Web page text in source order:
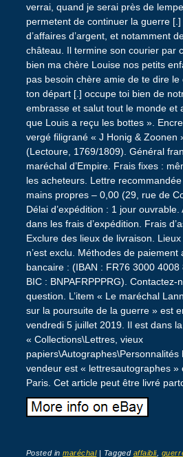
verrai, quand je serai près de
permetent de continuer la guerre
d’affaires d’argent, et notamment
château. Il termine son courier par
bien ma chère Louise nos petits
pas besoin chère amie de te dire le
ton départ [.] occupe toi bien de
embrasse et salut tout le monde et
que Louis a reçu les bottes ».
vergé filigrané « J Honig & Zoonen
(Lectoure, 1769/1809). Général
maréchal d’Empire. Frais fixes :
les acheteurs. Lettre
mains propres – 0,00 (29, rue de
Délai d’expédition : 1 jour
dans les frais d’expédition. Frais
Exclure des lieux de livraison.
n’est exclu. Méthodes de
bancaire : (IBAN : FR76 3000
BIC : BNPAFRPPPRG). Contactez-
question. L’item « Le maréchal
sur la poursuite de la guerre » est
vendredi 5 juillet 2019. Il est dans
« Collections\Lettres, vieux
papiers\Autographes\Personnalités
vendeur est « lettresautographes »
Paris. Cet article peut être livré
Posted inmaréchal | Tagged affaibli,